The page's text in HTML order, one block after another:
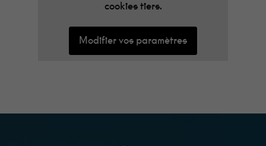
cookies tiers.
Modifier vos paramètres